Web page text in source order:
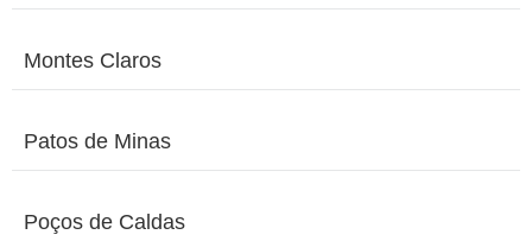
Montes Claros
Patos de Minas
Poços de Caldas